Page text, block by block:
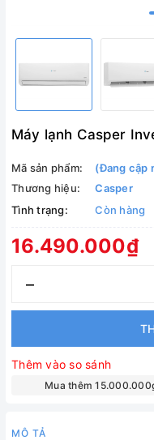
Máy lạnh Casper
Mã sản phẩm:
(Đang cập
Thương hiệu:
Casper
Tình trạng:
Còn hàng
16.490.000₫
–
Thêm vào so sánh
Mua thêm
MÔ TẢ